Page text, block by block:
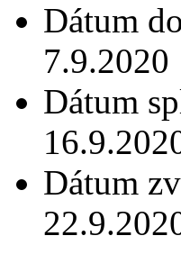
Dátum
7.9.2020
Dátum
Dátum